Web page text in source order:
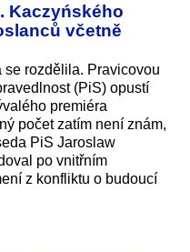
Kaczyńského
včetně
rozdělila. Pravicovou
(PiS) opustí
premiéra
počet zatím není znám,
PiS Jaroslaw
po vnitřním
z konfliktu o budoucí